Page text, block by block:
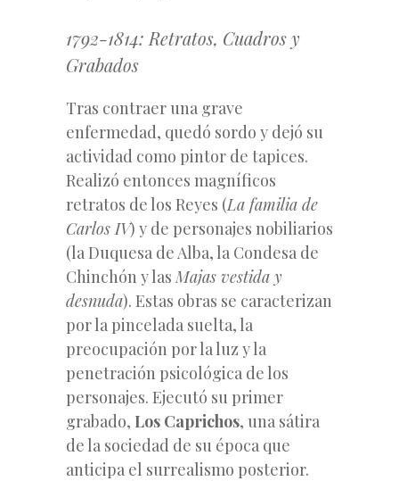
1792-1814: Retratos, Cuadros y
Grabados
Tras contraer una grave
enfermedad, quedó sordo y dejó su
actividad como pintor de tapices.
Realizó entonces magníficos
retratos de los Reyes (La familia de
Carlos IV) y de personajes nobiliarios
(la Duquesa de Alba, la Condesa de
Chinchón y lasMajas vestida y
desnuda). Estas obras se caracterizan
por la pincelada suelta, la
preocupación por la luz y la
penetración psicológica de los
personajes. Ejecutó su primer
grabado, Los Caprichos, una sátira
de la sociedad de su época que
anticipa el surrealismo posterior.